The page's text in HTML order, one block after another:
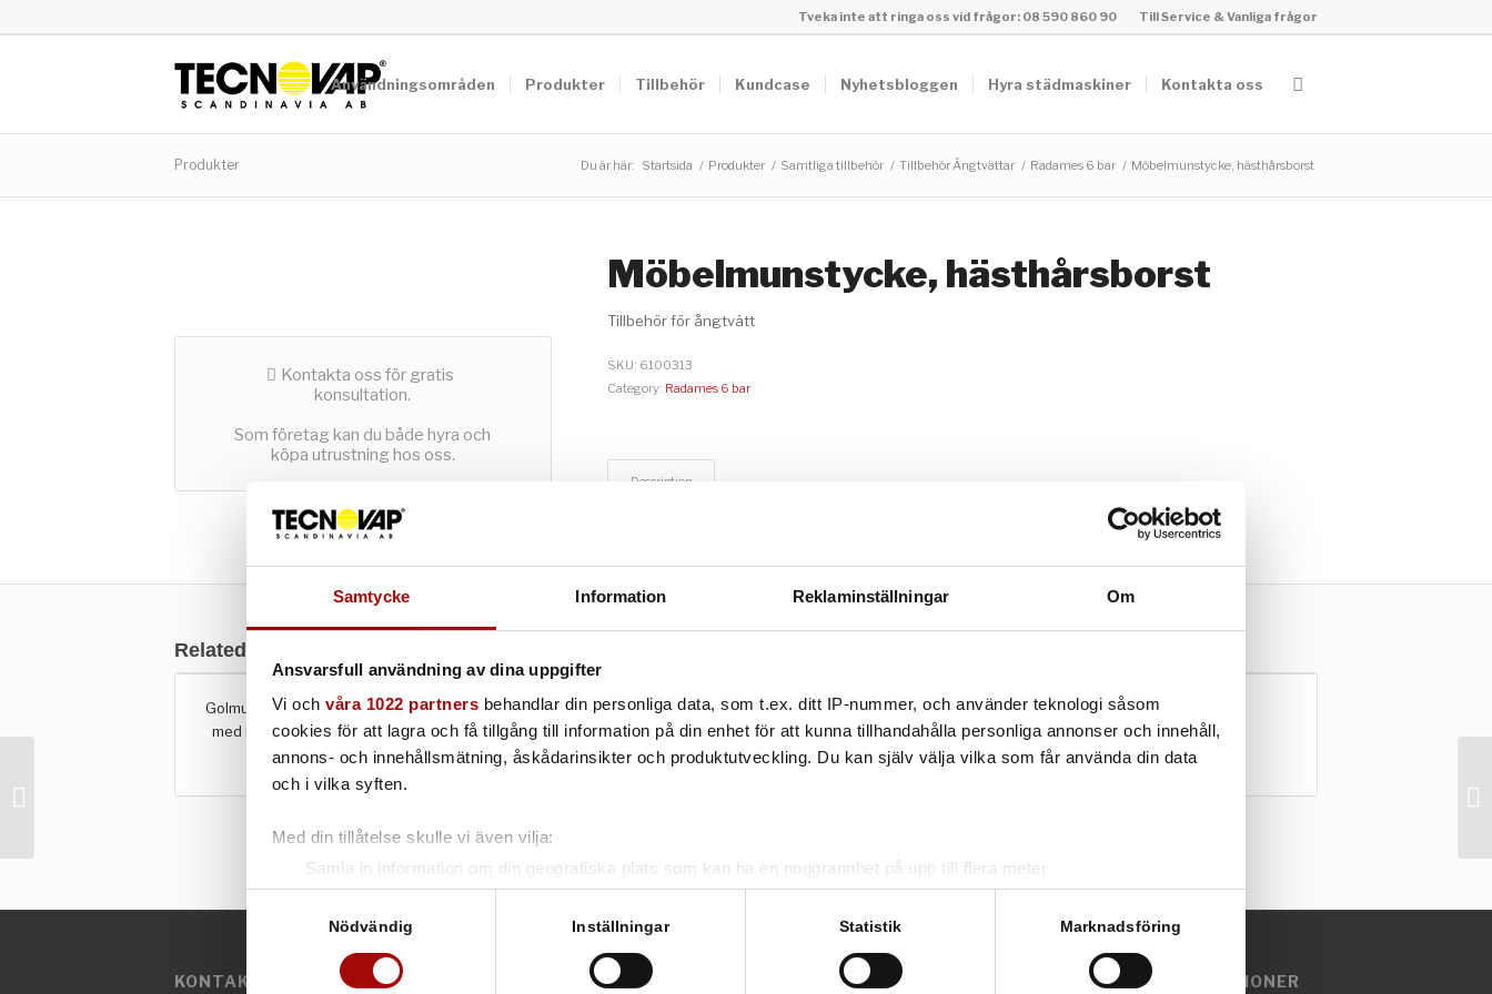
Samtycke Information Reklaminställningar Om
Ansvarsfull användning av dina uppgifter
Vi och våra 1022 partners behandlar din personliga data, som t.ex. ditt IP-nummer, och använder teknologi såsom
cookies för att lagra och få tillgång till information på din enhet för att kunna tillhandahålla personliga annonser och innehåll,
annons- och innehållsmätning, åskådarinsikter och produktutveckling. Du kan själv välja vilka som får använda din data
och i vilka syften.
Med din tillåtelse skulle vi även vilja:
Samla in information om din geografiska plats som kan ha en noggrannhet på upp till flera meter
Identifiera din enhet genom att aktivt skanna den för specifika kännetecken (fingeravtryck)
Ta reda på mer om hur dina personliga uppgifter behandlas och ställ in dina preferenser i
detaljsektionen. Du kan ändra
eller dra tillbaka ditt samtycke när som helst från cookie-förklaringen.
Nödvändig Inställningar Statistik Marknadsföring
Till Service & Vanliga frågor
Tveka inte att ringa oss vid frågor: 08 590 860 90
Användningsområden Produkter Tillbehör Kundcase Nyhetsbloggen Hyra städmaskiner Kontakta oss
Produkter Du är här: Startsida / Produkter / Samtliga tillbehör / Tillbehör Ångtvättar / Radames 6 bar / Möbelmunstycke, hästhårsborst
Kontakta oss för gratis
konsultation.
Som företag kan du både hyra och
köpa utrustning hos oss.
Möbelmunstycke, hästhårsborst
Tillbehör för ångtvätt
SKU: 6100313
Category: Radames 6 bar
Description
Related products
Golmunstycke 105 mm, 1 insats
med neoprene/borste (nylon)
105 mm
Munstycke för fönsterputsning
Fönsterskrapa 250 mm Förlängare
KONTAKTINFORMATION NYHETER & MÄSSOR DEMOFILMER OCH INSTRUKTIONER